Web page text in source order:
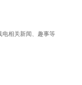
电相关新闻、趣事等